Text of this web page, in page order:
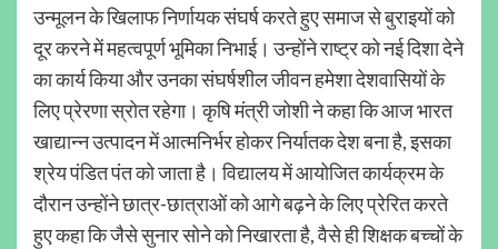
उन्मूलन के खिलाफ निर्णायक संघर्ष करते हुए समाज से बुराइयों को
दूर करने में महत्वपूर्ण भूमिका निभाई। उन्होंने राष्ट्र को नई दिशा देने
का कार्य किया और उनका संघर्षशील जीवन हमेशा देशवासियों के
लिए प्रेरणा स्रोत रहेगा। कृषि मंत्री जोशी ने कहा कि आज भारत
खाद्यान्न उत्पादन में आत्मनिर्भर होकर निर्यातक देश बना है, इसका
श्रेय पंडित पंत को जाता है। विद्यालय में आयोजित कार्यक्रम के
दौरान उन्होंने छात्र-छात्राओं को आगे बढ़ने के लिए प्रेरित करते
हुए कहा कि जैसे सुनार सोने को निखारता है, वैसे ही शिक्षक बच्चों के